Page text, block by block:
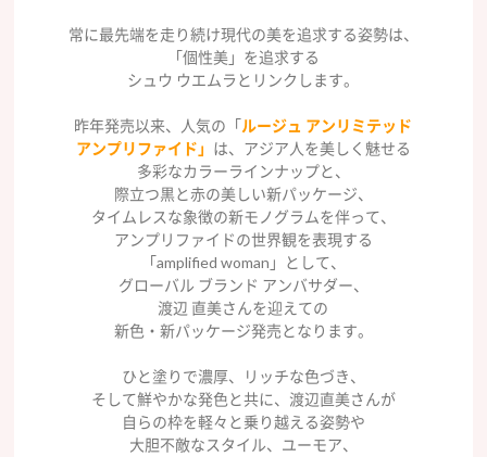
常に最先端を走り続け現代の美を追求する姿勢は、
「個性美」を追求する
シュウ ウエムラとリンクします。
昨年発売以来、人気の「 ルージュ アンリミテッド
アンプリファイド」 は、アジア人を美しく魅せる
多彩なカラーラインナップと、
際立つ黒と赤の美しい新パッケージ、
タイムレスな象徴の新モノグラムを伴って、
アンプリファイドの世界観を表現する
「amplified woman」として、
グローバル ブランド アンバサダー、
渡辺 直美さんを迎えての
新色・新パッケージ発売となります。
ひと塗りで濃厚、リッチな色づき、
そして鮮やかな発色と共に、渡辺直美さんが
自らの枠を軽々と乗り越える姿勢や
大胆不敵なスタイル、ユーモア、